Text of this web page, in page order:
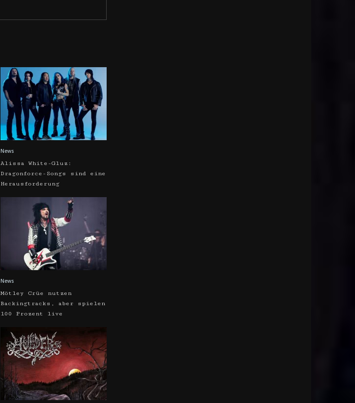
News
Alissa White-Gluz:
Dragonforce-Songs sind eine
Herausforderung
News
Mötley Crüe nutzen
Backingtracks, aber spielen
100 Prozent live